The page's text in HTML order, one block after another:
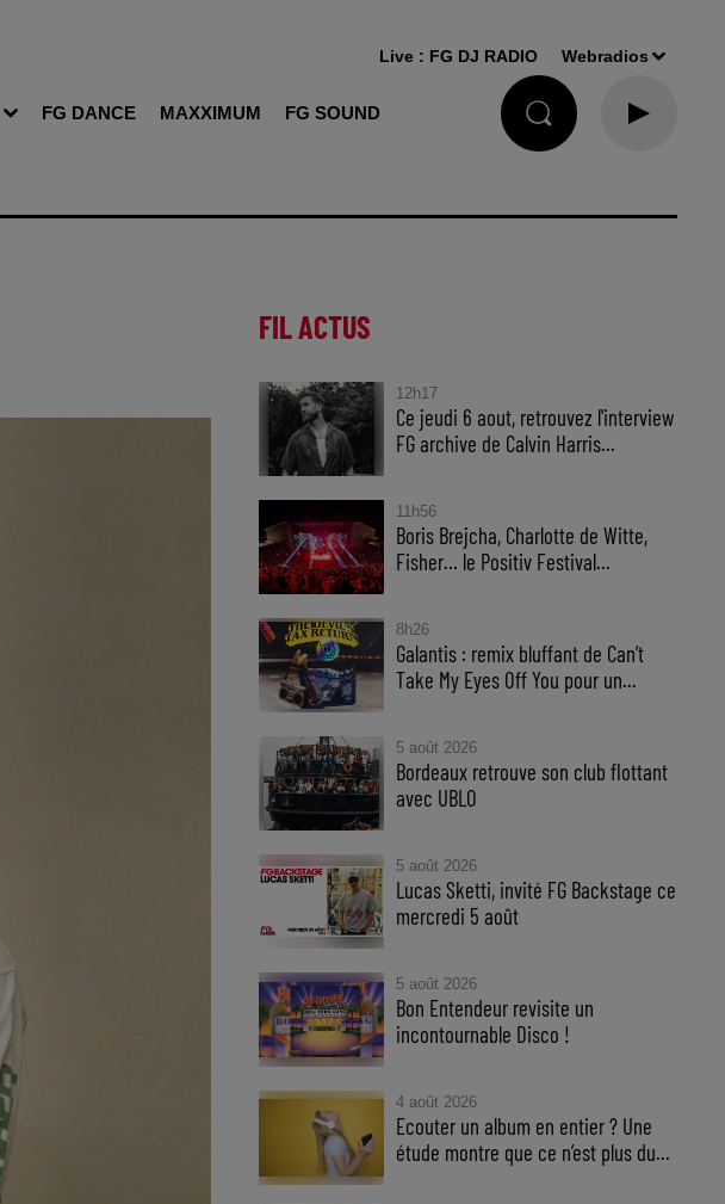
FG DANCE MAXXIMUM FG SOUND
Live : FG DJ RADIO Webradios
FIL ACTUS
12h17
Ce jeudi 6 aout, retrouvez l'interview
FG archive de Calvin Harris...
11h56
Boris Brejcha, Charlotte de Witte,
Fisher… le Positiv Festival...
8h26
Galantis : remix bluffant de Can’t
Take My Eyes Off You pour un...
5 août 2026
Bordeaux retrouve son club flottant
avec UBLO
5 août 2026
Lucas Sketti, invité FG Backstage ce
mercredi 5 août
5 août 2026
Bon Entendeur revisite un
incontournable Disco !
4 août 2026
Ecouter un album en entier ? Une
étude montre que ce n’est plus du...